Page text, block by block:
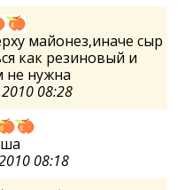
майонез,иначе сыр
как резиновый и
не нужна
08:28
08:18